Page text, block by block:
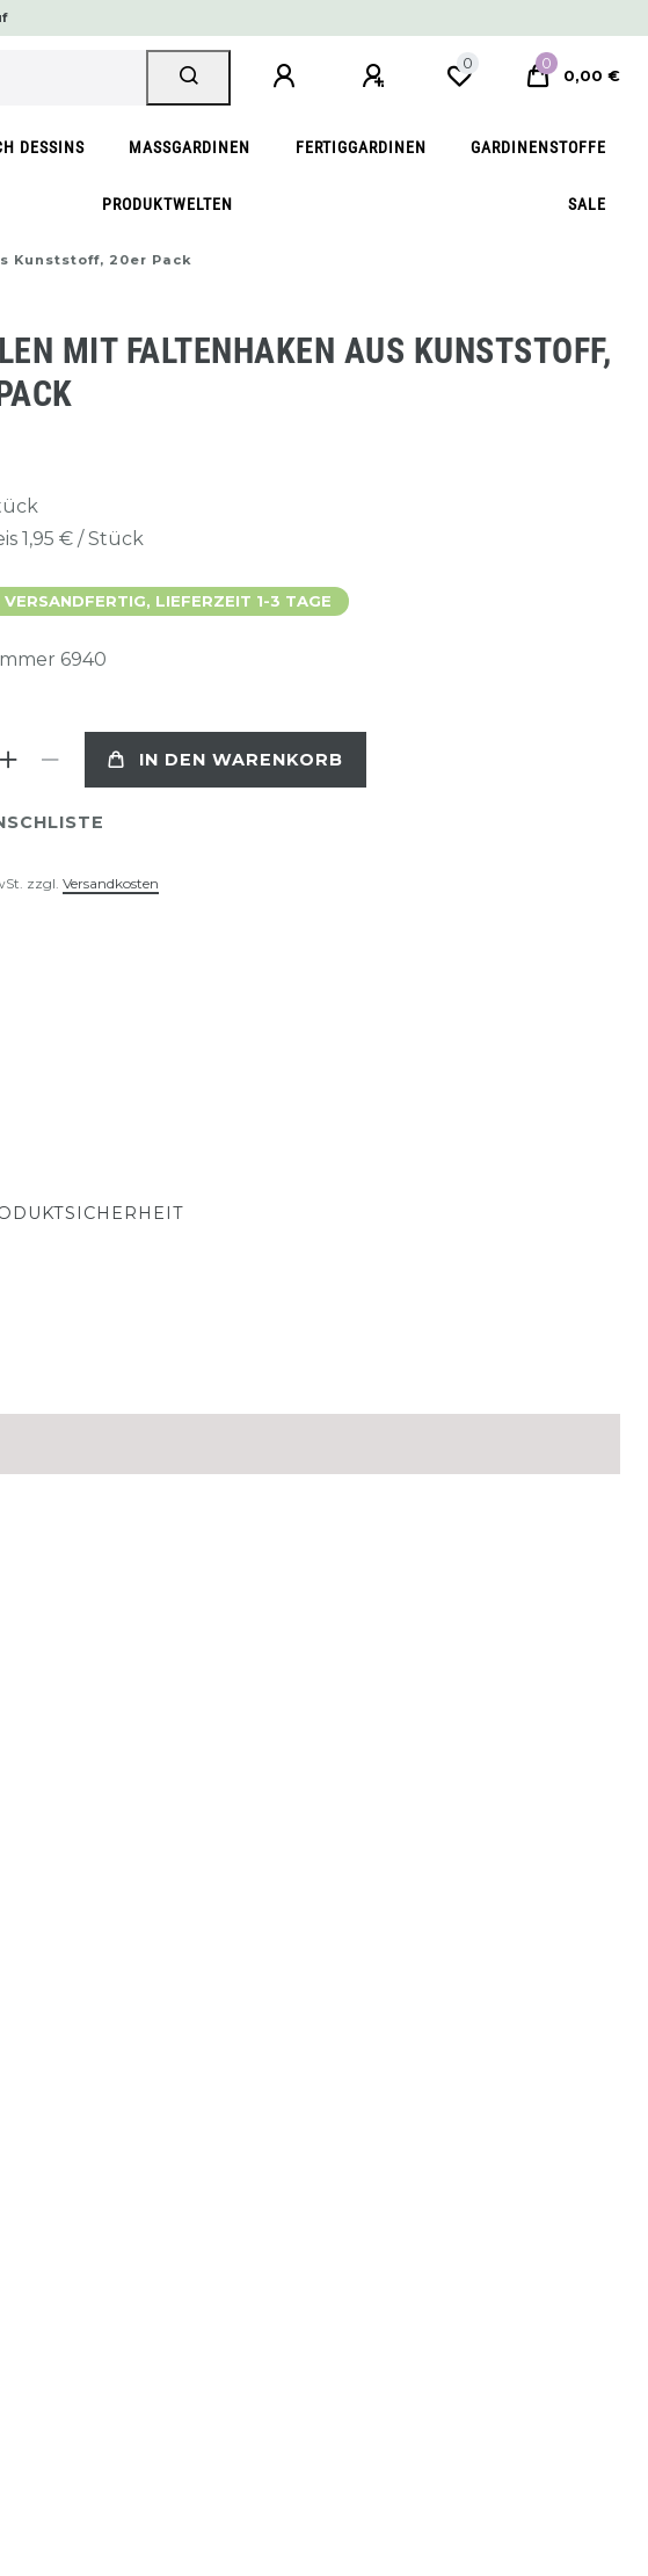
0 0
0,00 €
DESSINS MASSGARDINEN FERTIGGARDINEN GARDINENSTOFFE
PRODUKTWELTEN SALE
Kunststoff, 20er Pack
MIT FALTENHAKEN AUS KUNSTSTOFF,
1,95 € / Stück
LIEFERZEIT 1-3 TAGE
6940
IN DEN WARENKORB
zzgl. Versandkosten